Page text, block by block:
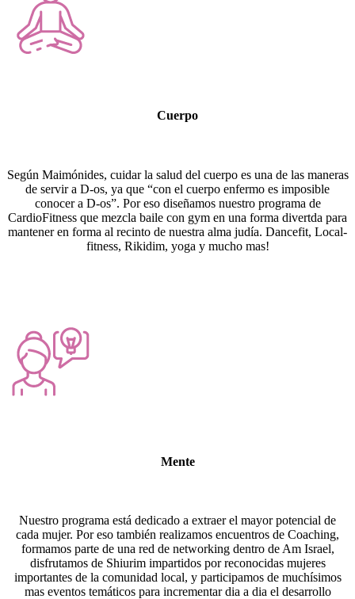
Cuerpo
Según Maimónides, cuidar la salud del cuerpo es una de las maneras
de servir a D-os, ya que “con el cuerpo enfermo es imposible
conocer a D-os”. Por eso diseñamos nuestro programa de
CardioFitness que mezcla baile con gym en una forma divertda para
mantener en forma al recinto de nuestra alma judía. Dancefit, Local-
fitness, Rikidim, yoga y mucho mas!
Mente
Nuestro programa está dedicado a extraer el mayor potencial de
cada mujer. Por eso también realizamos encuentros de Coaching,
formamos parte de una red de networking dentro de Am Israel,
disfrutamos de Shiurim impartidos por reconocidas mujeres
importantes de la comunidad local, y participamos de muchísimos
mas eventos temáticos para incrementar dia a dia el desarrollo